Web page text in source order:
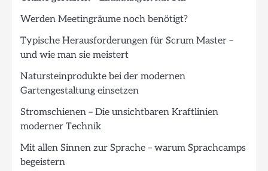
Werden Meetingräume noch benötigt?
Typische Herausforderungen für Scrum Master –
und wie man sie meistert
Natursteinprodukte bei der modernen
Gartengestaltung einsetzen
Stromschienen – Die unsichtbaren Kraftlinien
moderner Technik
Mit allen Sinnen zur Sprache – warum Sprachcamps
begeistern